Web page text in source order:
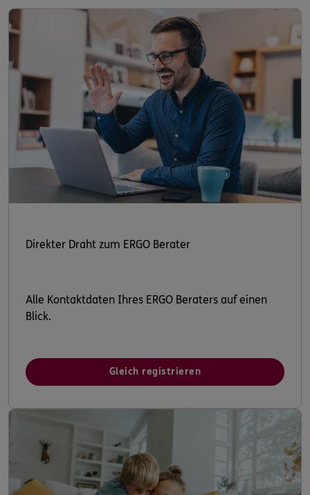
Direkter Draht zum ERGO Berater
Alle Kontaktdaten Ihres ERGO Beraters auf einen
Blick.
Gleich registrieren